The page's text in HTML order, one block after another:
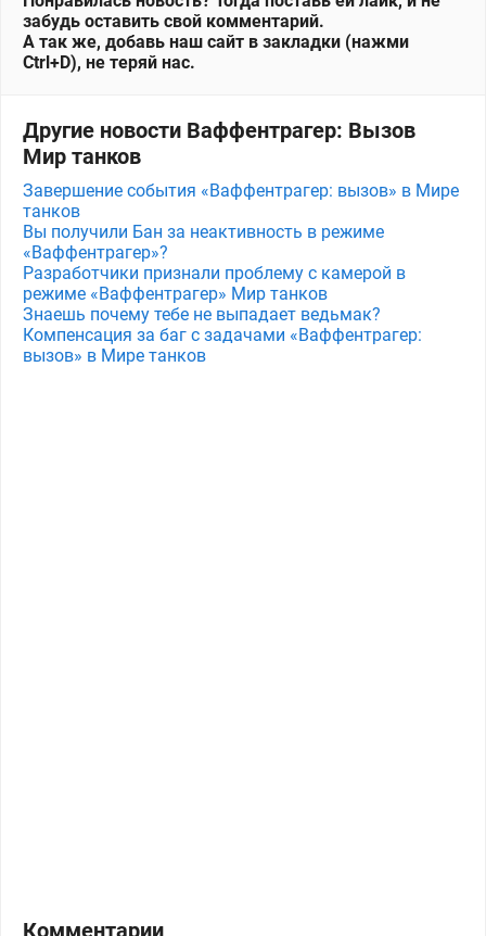
забудь оставить свой комментарий.
А так же, добавь наш сайт в закладки (нажми
Ctrl+D), не теряй нас.
Другие новости Ваффентрагер: Вызов
Мир танков
Завершение события «Ваффентрагер: вызов» в Мире
танков
Вы получили Бан за неактивность в режиме
«Ваффентрагер»?
Разработчики признали проблему с камерой в
режиме «Ваффентрагер» Мир танков
Знаешь почему тебе не выпадает ведьмак?
Компенсация за баг с задачами «Ваффентрагер:
вызов» в Мире танков
Комментарии